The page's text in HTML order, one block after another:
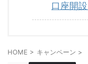
口座開
HOME > キャンペーン >